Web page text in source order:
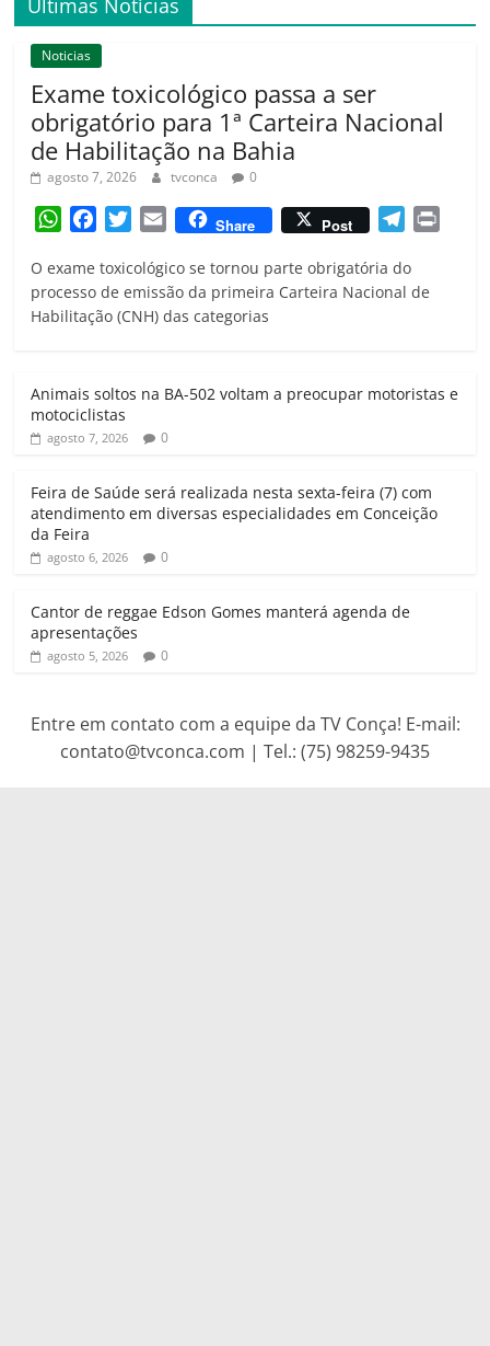
Noticias
Exame toxicológico passa a ser
obrigatório para 1ª Carteira Nacional
de Habilitação na Bahia
agosto 7, 2026 tvconca 0
W
a
t
s
p
c
e
b
k
i
t
t
a
i
l
Share Post
l
e
m
O exame toxicológico se tornou parte obrigatória do
processo de emissão da primeira Carteira Nacional de
Habilitação (CNH) das categorias
Animais soltos na BA-502 voltam a preocupar motoristas e
motociclistas
agosto 7, 2026 0
Feira de Saúde será realizada nesta sexta-feira (7) com
atendimento em diversas especialidades em Conceição
da Feira
agosto 6, 2026 0
Cantor de reggae Edson Gomes manterá agenda de
apresentações
agosto 5, 2026 0
Entre em contato com a equipe da TV Conça! E-mail:
contato@tvconca.com | Tel.: (75) 98259-9435